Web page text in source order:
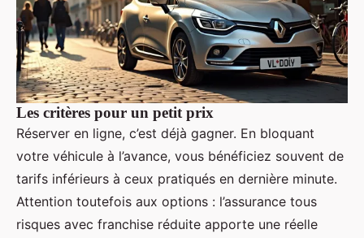
Les critères pour un petit prix
Réserver en ligne, c’est déjà gagner. En bloquant
votre véhicule à l’avance, vous bénéficiez souvent de
tarifs inférieurs à ceux pratiqués en dernière minute.
Attention toutefois aux options : l’assurance tous
risques avec franchise réduite apporte une réelle